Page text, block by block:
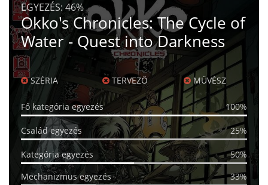
EGYEZÉS: 46%
Okko's Chronicles: The Cycle of
Water - Quest into Darkness
SZÉRIA TERVEZŐ MŰVÉSZ
Fő kategória egyezés 100%
Család egyezés 25%
Kategória egyezés
50%
Mechanizmus egyezés
33%